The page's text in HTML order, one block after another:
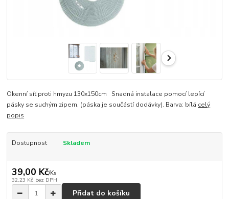
Okenní síť proti hmyzu 130x150cm Snadná instalace pomocí lepící
pásky se suchým zipem, (páska je součástí dodávky). Barva: bílá celý
popis
Dostupnost Skladem
39,00 Kč/Ks
32,23 Kč bez DPH
Přidat do košíku